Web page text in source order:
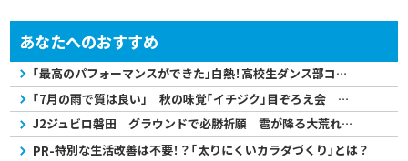
あなたへのおすすめ
「最高のパフォーマンスができた」白熱！高校生ダンス部コンテスト 技術力や構成力...
「7月の雨で質は良い」 秋の味覚「イチジク」目ぞろえ会 猛暑対策で収穫基準を変更
J2ジュビロ磐田 グラウンドで必勝祈願 雹が降る大荒れの天気でも 秋葉監督「神様...
PR-特別な生活改善は不要！？「太りにくいカラダづくり」とは？